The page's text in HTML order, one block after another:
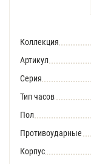
Коллекция
Артикул
Серия
Тип часов
Пол
Противоударные
Корпус